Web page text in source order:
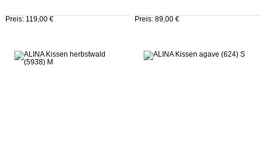
Preis: 119,00 € Preis: 89,00 €